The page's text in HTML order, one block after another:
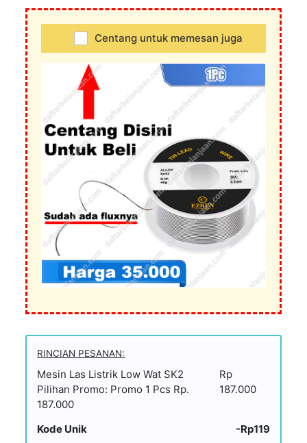
Centang untuk memesan juga
RINCIAN PESANAN:
Mesin Las Listrik Low Wat SK2
Pilihan Promo: Promo 1 Pcs Rp.
187.000
Rp
187.000
Kode Unik -Rp119